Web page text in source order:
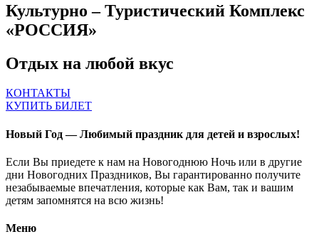
Культурно – Туристический Комплекс
«РОССИЯ»
Отдых на любой вкус
КОНТАКТЫ
КУПИТЬ БИЛЕТ
Новый Год — Любимый праздник для детей и взрослых!
Если Вы приедете к нам на Новогоднюю Ночь или в другие
дни Новогодних Праздников, Вы гарантированно получите
незабываемые впечатления, которые как Вам, так и вашим
детям запомнятся на всю жизнь!
Меню